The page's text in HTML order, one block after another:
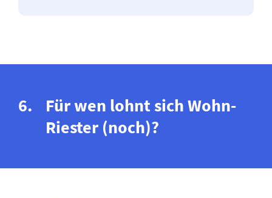
Für wen lohnt sich Wohn-
Riester (noch)?